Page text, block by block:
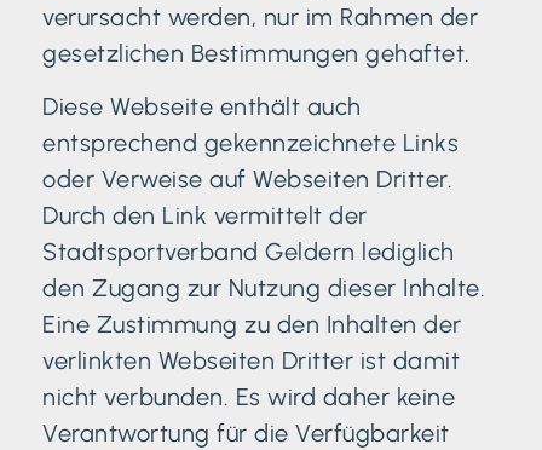
verursacht werden, nur im Rahmen der
gesetzlichen Bestimmungen gehaftet.
Diese Webseite enthält auch
entsprechend gekennzeichnete Links
oder Verweise auf Webseiten Dritter.
Durch den Link vermittelt der
Stadtsportverband Geldern lediglich
den Zugang zur Nutzung dieser Inhalte.
Eine Zustimmung zu den Inhalten der
verlinkten Webseiten Dritter ist damit
nicht verbunden. Es wird daher keine
Verantwortung für die Verfügbarkeit